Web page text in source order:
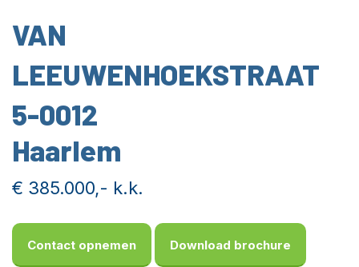
VAN
LEEUWENHOEKSTRAAT
5-0012
Haarlem
€ 385.000,- k.k.
Contact opnemen Download brochure